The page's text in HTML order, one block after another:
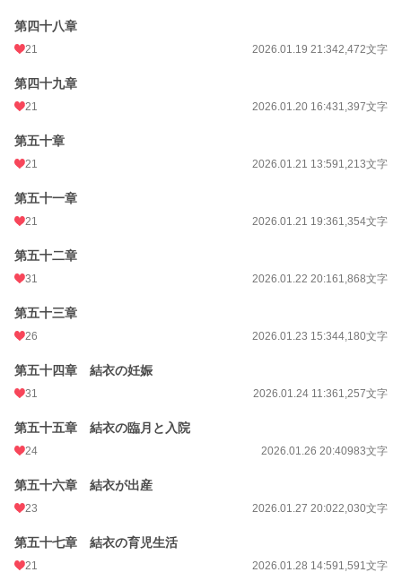
第四十八章
21 2026.01.19 21:342,472文字
第四十九章
21 2026.01.20 16:431,397文字
第五十章
21 2026.01.21 13:591,213文字
第五十一章
21 2026.01.21 19:361,354文字
第五十二章
31 2026.01.22 20:161,868文字
第五十三章
26 2026.01.23 15:344,180文字
第五十四章 結衣の妊娠
31 2026.01.24 11:361,257文字
第五十五章 結衣の臨月と入院
24 2026.01.26 20:40983文字
第五十六章 結衣が出産
23 2026.01.27 20:022,030文字
第五十七章 結衣の育児生活
21 2026.01.28 14:591,591文字